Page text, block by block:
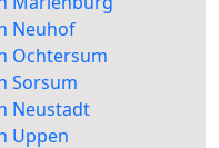
Neuhof
Ochtersum
Sorsum
Neustadt
Uppen